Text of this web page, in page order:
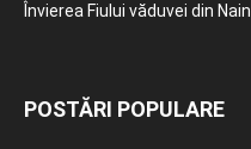
Învierea Fiului văduvei din Nain
POSTĂRI POPULARE